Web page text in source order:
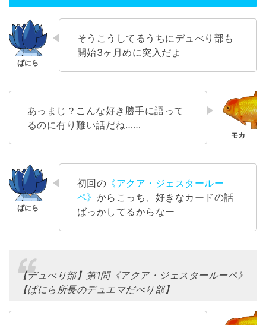
そうこうしてるうちにデュべり部も
開始3ヶ月めに突入だよ
あっまじ？こんな好き勝手に語って
るのに有り難い話だね……
初回の 《アクア・ジェスタールー
ペ》 からこっち、好きなカードの話
ばっかしてるからなー
【デュべり部】第1問《アクア・ジェスタールーペ》
【ばにら所長のデュエマだべり部】